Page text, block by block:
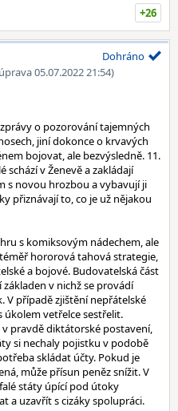
+26
05.07.2022 21:54)
Dohráno
o pozorování tajemných
jiní dokonce o krvavých
bojovat, ale bezvýsledně. 11.
schází v Ženevě a zakládají
s novou hrozbou a vybavují ji
přiznávají to, co je už nějakou
s komiksovým nádechem, ale
hororová tahová strategie,
a bojové. Budovatelská část
v nichž se provádí
V případě zjištění nepřátelské
vetřelce sestřelit.
pravdě diktátorské postavení,
si nechaly pojistku v podobě
skládat účty. Pokud je
může přísun peněz snížit. V
státy úpící pod útoky
a uzavřít s cizáky spolupráci.